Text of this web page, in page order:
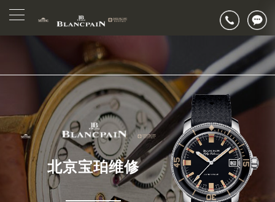
官网公告>
▲
▼
2026年7月北京市宝珀官方售后客户服务热线：400-883-8293
2026年7月宝珀售后服务中心最新网点地址：
北京市东城区东长安街1号东方广场写字楼W3座6层602室（需提前预约）
北京市朝阳区建国门外大街甲6号华熙国际中心写字楼D座11层1102室（需提前预约）
北京市朝阳区建国门外大街甲6号华熙国际中心D座11层1102室宝珀售后服务中心（需提前预约）
节假日正常营业！
北京宝珀维修